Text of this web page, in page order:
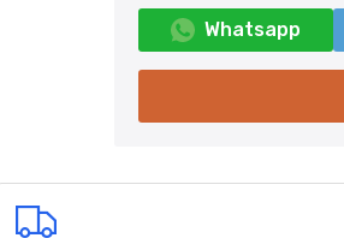
Whatsapp